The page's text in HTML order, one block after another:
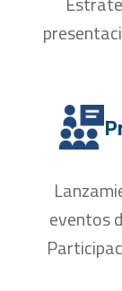
eventos